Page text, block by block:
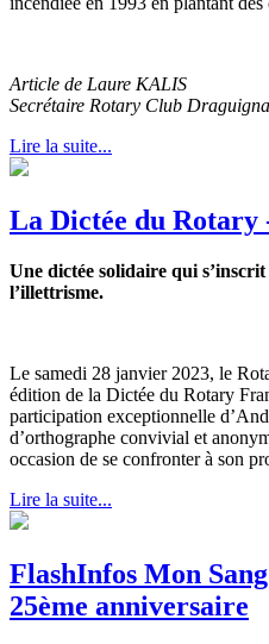
Article de Laure KALIS
Secrétaire Rotary Club
Lire la suite...
La Dictée du Rotary
Une dictée solidaire qui
l’illettrisme.
Le samedi 28 janvier 2023, le
édition de la Dictée du Rotary
participation exceptionnelle
d’orthographe convivial et
occasion de se confronter à son
Lire la suite...
FlashInfos Mon
25ème anniversaire